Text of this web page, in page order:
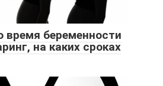
беременности
на каких сроках